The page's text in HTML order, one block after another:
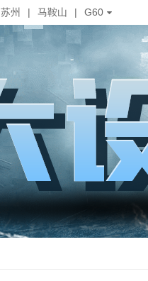
苏州 | 马鞍山 | G60